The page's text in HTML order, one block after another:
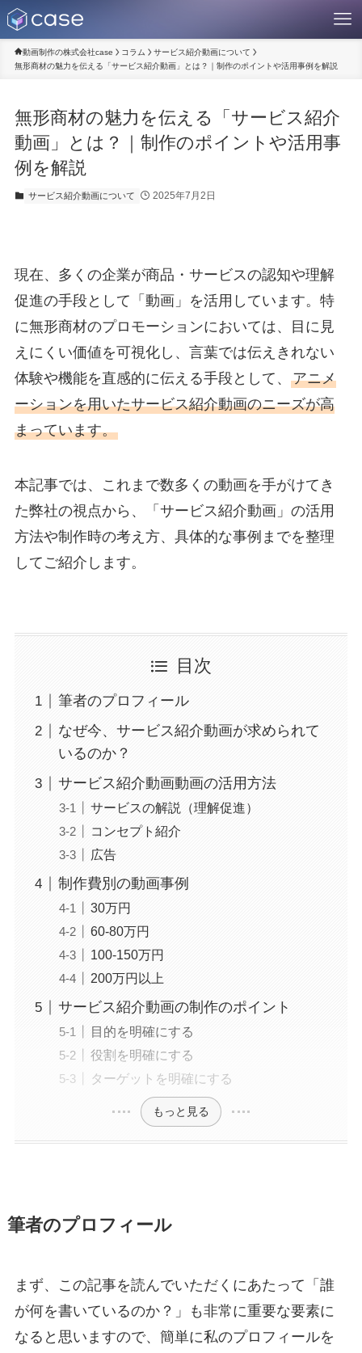
動画制作の株式会社case コラム
サービス紹介動画について
無形商材の魅力を伝える「サービス紹介動画」とは？｜制作のポイントや活用事例を解説
無形商材の魅力を伝える「サービス紹介
動画」とは？｜制作のポイントや活用事
例を解説
サービス紹介動画について 2025年7月2日
現在、多くの企業が商品・サービスの認知や理解
促進の手段として「動画」を活用しています。特
に無形商材のプロモーションにおいては、目に見
えにくい価値を可視化し、言葉では伝えきれない
体験や機能を直感的に伝える手段として、 アニメ
ーションを用いたサービス紹介動画のニーズが高
まっています。
本記事では、これまで数多くの動画を手がけてき
た弊社の視点から、「サービス紹介動画」の活用
方法や制作時の考え方、具体的な事例までを整理
してご紹介します。
目次
筆者のプロフィール
なぜ今、サービス紹介動画が求められて
いるのか？
サービス紹介動画動画の活用方法
サービスの解説（理解促進）
コンセプト紹介
広告
制作費別の動画事例
30万円
60-80万円
100-150万円
200万円以上
サービス紹介動画の制作のポイント
目的を明確にする
役割を明確にする
ターゲットを明確にする
もっと見る
筆者のプロフィール
まず、この記事を読んでいただくにあたって「誰
が何を書いているのか？」も非常に重要な要素に
なると思いますので、簡単に私のプロフィールを